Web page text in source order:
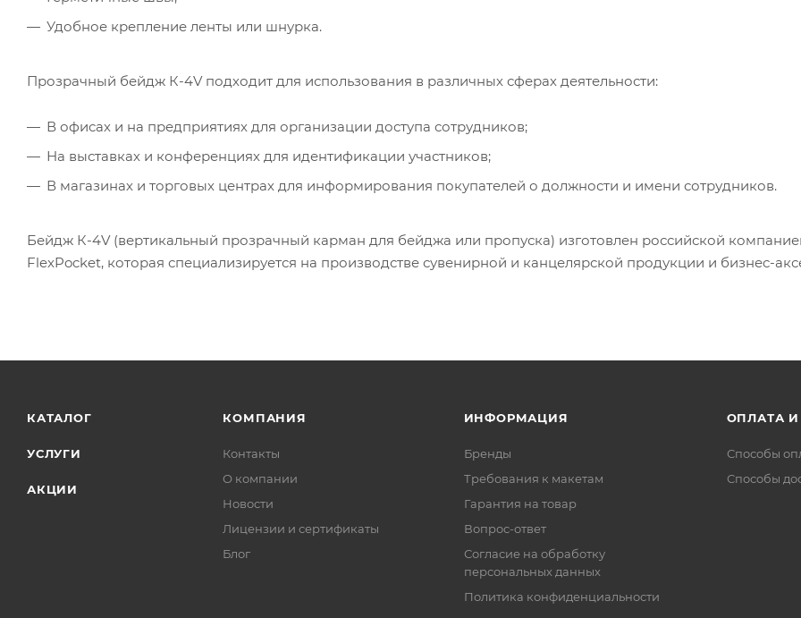
Удобное крепление ленты или шнурка.
Прозрачный бейдж К-4V подходит для использования в различных сферах деятельности:
В офисах и на предприятиях для организации доступа сотрудников;
На выставках и конференциях для идентификации участников;
В магазинах и торговых центрах для информирования покупателей о должности и имени сотрудников.
Бейдж К-4V (вертикальный прозрачный карман для бейджа или пропуска) изготовлен российской
FlexPocket, которая специализируется на производстве сувенирной и канцелярской продукции и бизнес-
КАТАЛОГ
УСЛУГИ
АКЦИИ
КОМПАНИЯ
Контакты
О компании
Новости
Лицензии и сертификаты
Блог
ИНФОРМАЦИЯ
Бренды
Требования к макетам
Гарантия на товар
Вопрос-ответ
Согласие на обработку
персональных данных
Политика конфиденциальности
ОПЛАТА
Способы
Способы